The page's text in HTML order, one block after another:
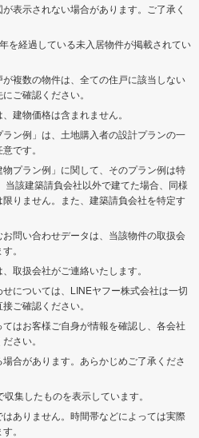
表示されない場合があります。ご了承く
を経過している未入居物件が掲載されてい
が複数の物件は、全ての住戸に該当しない
ご確認ください。
建物価格は含まれません。
ラン例」は、土地購入者の設計プランの一
です。
物プラン例」に関して、そのプラン例は特
当該建築請負会社以外で建てた場合、同様
りません。また、建築請負会社を特定す
問い合わせデータは、当該物件の取扱会
。
取扱会社がご連絡いたします。
については、LINEヤフー株式会社は一切
ご確認ください。
はお客様ご自身が情報を確認し、各会社
さい。
合があります。あらかじめご了承くださ
集したものを表示しています。
ありません。時間帯などによっては実際
。